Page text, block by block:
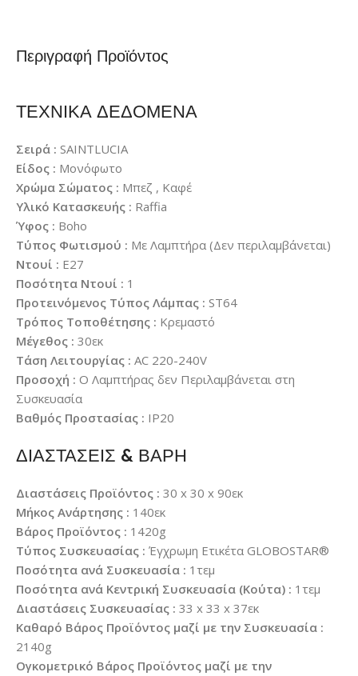
Περιγραφή Προϊόντος
ΤΕΧΝΙΚΑ ΔΕΔΟΜΕΝΑ
Σειρά : SAINTLUCIA
Είδος : Μονόφωτο
Χρώμα Σώματος : Μπεζ , Καφέ
Υλικό Κατασκευής : Raffia
Ύφος : Boho
Τύπος Φωτισμού : Με Λαμπτήρα (Δεν περιλαμβάνεται)
Ντουί : E27
Ποσότητα Ντουί : 1
Προτεινόμενος Τύπος Λάμπας : ST64
Τρόπος Τοποθέτησης : Κρεμαστό
Μέγεθος : 30εκ
Τάση Λειτουργίας : AC 220-240V
Προσοχή : Ο Λαμπτήρας δεν Περιλαμβάνεται στη
Συσκευασία
Βαθμός Προστασίας : IP20
ΔΙΑΣΤΑΣΕΙΣ & ΒΑΡΗ
Διαστάσεις Προϊόντος : 30 x 30 x 90εκ
Μήκος Ανάρτησης : 140εκ
Βάρος Προϊόντος : 1420g
Τύπος Συσκευασίας : Έγχρωμη Ετικέτα GLOBOSTAR®
Ποσότητα ανά Συσκευασία : 1τεμ
Ποσότητα ανά Κεντρική Συσκευασία (Κούτα) : 1τεμ
Διαστάσεις Συσκευασίας : 33 x 33 x 37εκ
Καθαρό Βάρος Προϊόντος μαζί με την Συσκευασία :
2140g
Ογκομετρικό Βάρος Προϊόντος μαζί με την